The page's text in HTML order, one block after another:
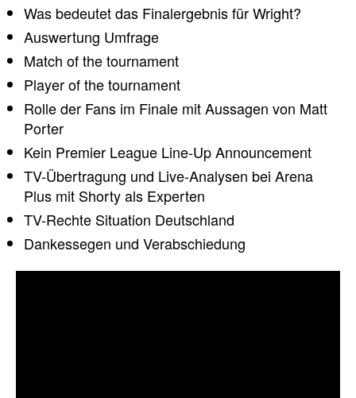
Was bedeutet das Finalergebnis für Wright?
Auswertung Umfrage
Match of the tournament
Player of the tournament
Rolle der Fans im Finale mit Aussagen von Matt
Porter
Kein Premier League Line-Up Announcement
TV-Übertragung und Live-Analysen bei Arena
Plus mit Shorty als Experten
TV-Rechte Situation Deutschland
Dankessegen und Verabschiedung